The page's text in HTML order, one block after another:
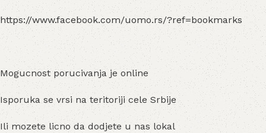
https://www.facebook.com/uomo.rs/?ref=bookmarks
Mogucnost porucivanja je online
Isporuka se vrsi na teritoriji cele Srbije
Ili mozete licno da dodjete u nas lokal